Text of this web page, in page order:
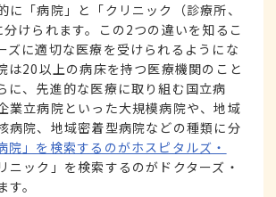
に「病院」と「クリニック（診療所、
けられます。この2つの違いを知るこ
ズに適切な医療を受けられるようにな
は20以上の病床を持つ医療機関のこと
に、先進的な医療に取り組む国立病
業立病院といった大規模病院や、地域
病院、地域密着型病院などの種類に分
院」を検索するのがホスピタルズ・
ニック」を検索するのがドクターズ・
。